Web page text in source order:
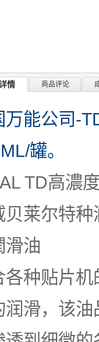
情 商品评论
万能公司-
罐。
TD高濃
贝莱尔特
滑油
各种贴片
润滑，该